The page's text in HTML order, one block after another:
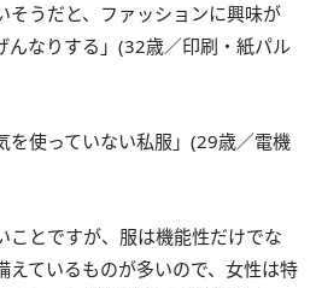
そうだと、ファッションに興味が
んなりする」(32歳／印刷・紙パル
を使っていない私服」(29歳／電機
ことですが、服は機能性だけでな
えているものが多いので、女性は特